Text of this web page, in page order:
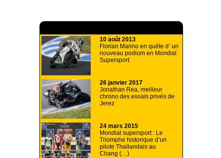
10 août 2013
Florian Marino en quête d’ un
nouveau podium en Mondial
Supersport.
26 janvier 2017
Jonathan Rea, meilleur
chrono des essais privés de
Jerez
24 mars 2015
Mondial supersport : Le
Triomphe historique d’un
pilote Thaïlandais au
Chang (…)